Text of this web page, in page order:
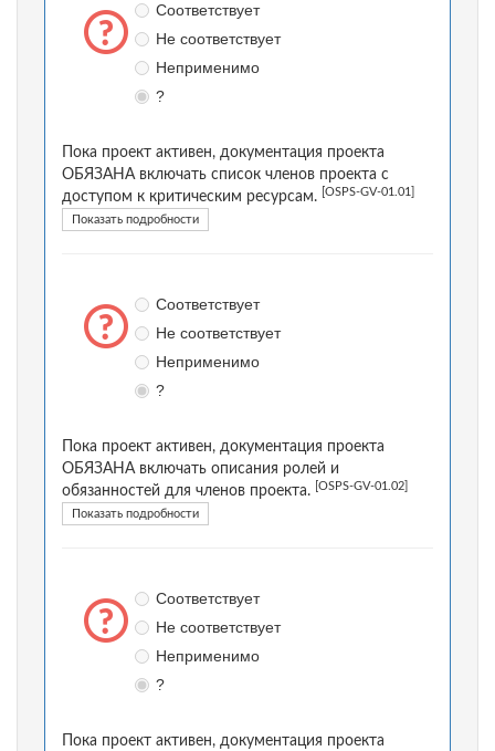
Соответствует
Не соответствует
Неприменимо
?
Пока проект активен, документация проекта
ОБЯЗАНА включать список членов проекта с
доступом к критическим ресурсам.
[OSPS-GV-01.01]
Показать подробности
Соответствует
Не соответствует
Неприменимо
?
Пока проект активен, документация проекта
ОБЯЗАНА включать описания ролей и
обязанностей для членов проекта.
[OSPS-GV-01.02]
Показать подробности
Соответствует
Не соответствует
Неприменимо
?
Пока проект активен, документация проекта